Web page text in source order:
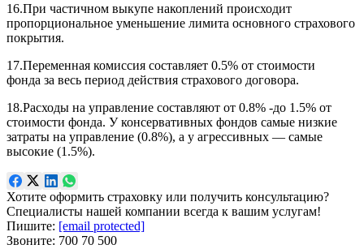
16.При частичном выкупе накоплений происходит
пропорциональное уменьшение лимита основного страхового
покрытия.
17.Переменная комиссия составляет 0.5% от стоимости
фонда за весь период действия страхового договора.
18.Расходы на управление составляют от 0.8% -до 1.5% от
стоимости фонда. У консервативных фондов самые низкие
затраты на управление (0.8%), а у агрессивных — самые
высокие (1.5%).
Хотите оформить страховку или получить консультацию?
Специалисты нашей компании всегда к вашим услугам!
Пишите: [email protected]
Звоните: 700 70 500